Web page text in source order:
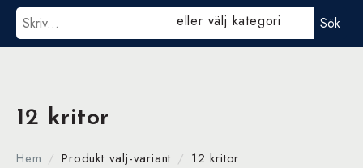
Sök eller välj kategori Sök
12 kritor
Hem Produkt valj-variant 12 kritor